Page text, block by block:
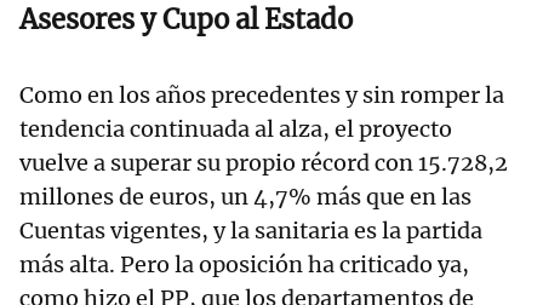
Asesores y Cupo al Estado
Como en los años precedentes y sin romper la
tendencia continuada al alza, el proyecto
vuelve a superar su propio récord con 15.728,2
millones de euros, un 4,7% más que en las
Cuentas vigentes, y la sanitaria es la partida
más alta. Pero la oposición ha criticado ya,
como hizo el PP, que los departamentos de